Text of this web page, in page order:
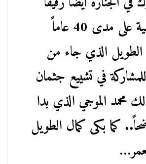
رحلته الموسيقية على مدى 40 عاماً
الطويل الذي جاء من
في تشييع جثمان
محمد الموجي الذي بدا
كما بكى كمال الطويل